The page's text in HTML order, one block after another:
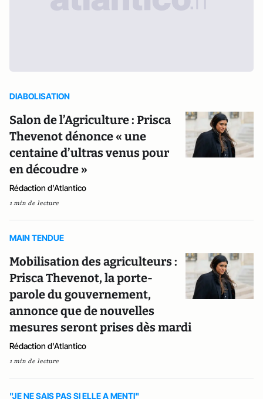
DIABOLISATION
Salon de l’Agriculture : Prisca
Thevenot dénonce « une
centaine d’ultras venus pour
en découdre »
Rédaction d'Atlantico
1 min de lecture
MAIN TENDUE
Mobilisation des agriculteurs :
Prisca Thevenot, la porte-
parole du gouvernement,
annonce que de nouvelles
mesures seront prises dès mardi
Rédaction d'Atlantico
1 min de lecture
"JE NE SAIS PAS SI ELLE A MENTI"